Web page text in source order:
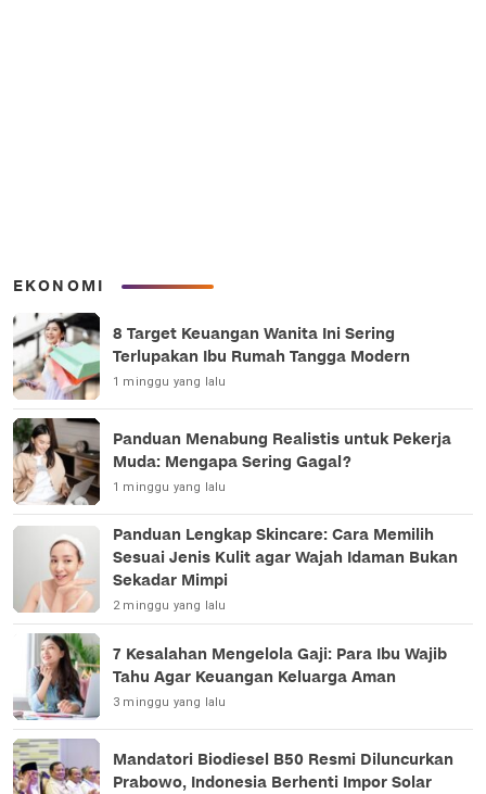
EKONOMI
8 Target Keuangan Wanita Ini Sering
Terlupakan Ibu Rumah Tangga Modern
1 minggu yang lalu
Panduan Menabung Realistis untuk Pekerja
Muda: Mengapa Sering Gagal?
1 minggu yang lalu
Panduan Lengkap Skincare: Cara Memilih
Sesuai Jenis Kulit agar Wajah Idaman Bukan
Sekadar Mimpi
2 minggu yang lalu
7 Kesalahan Mengelola Gaji: Para Ibu Wajib
Tahu Agar Keuangan Keluarga Aman
3 minggu yang lalu
Mandatori Biodiesel B50 Resmi Diluncurkan
Prabowo, Indonesia Berhenti Impor Solar